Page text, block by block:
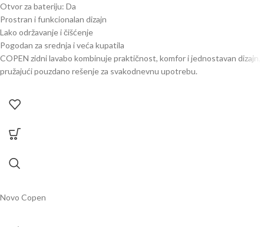
Otvor za bateriju: Da
Prostran i funkcionalan dizajn
Lako održavanje i čišćenje
Pogodan za srednja i veća kupatila
COPEN zidni lavabo kombinuje praktičnost, komfor i jednostavan dizajn,
pružajući pouzdano rešenje za svakodnevnu upotrebu.
Novo Copen